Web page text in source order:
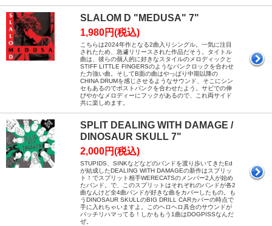
SLALOM D "MEDUSA" 7"
1,980円(税込)
こちらは2024年作となる2曲入りシングル。一気に注目
されたため、急遽リリースされた作品だそう。タイトル
曲は、彼らの個人的に好きなスタイルのメロディックと
STIFF LITTLE FINGERSのようなパンクロックを合わせ
た力強い曲。そしてB面の曲はやっぱり中期以降の
CHINA DRUMを感じさせるようなサウンド、そこにシン
セもあるのでポストパンクを合わせたよう。サビでの伸
びやかなメロディーにフックがあるので、これ両サイド
共に楽しめます。
SPLIT DEALING WITH DAMAGE /
DINOSAUR SKULL 7"
2,000円(税込)
STUPIDS、SINKなどなどのバンドを渡り歩いてきたEd
が結成したDEALING WITH DAMAGEの新作はスプリッ
ト！でスプリット相手WERECATSのメンバー2人が始め
たバンド。で、このスプリットはそれぞれのバンドが各2
曲なんけど全4曲バンドが好きな曲をカバーしたもの。も
うDINOSAUR SKULLのBIG DRILL CARカバーの時点で
手に入れちゃいますよ。このヘロヘロ具合のサウンドが
バッチリハマってる！しかももう1曲はDOGPISSなんだ
ぜ。